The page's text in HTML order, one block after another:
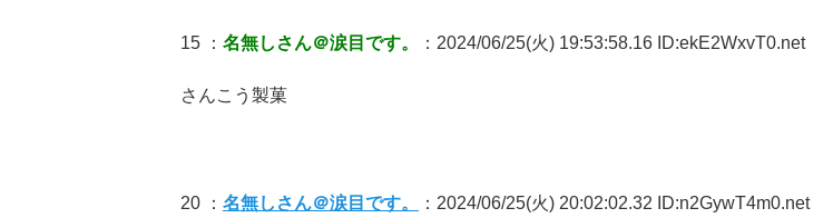
15 ： 名無しさん＠涙目です。 ：2024/06/25(火) 19:53:58.16 ID:ekE2WxvT0.net
さんこう製菓
20 ： 名無しさん＠涙目です。 ：2024/06/25(火) 20:02:02.32 ID:n2GywT4m0.net